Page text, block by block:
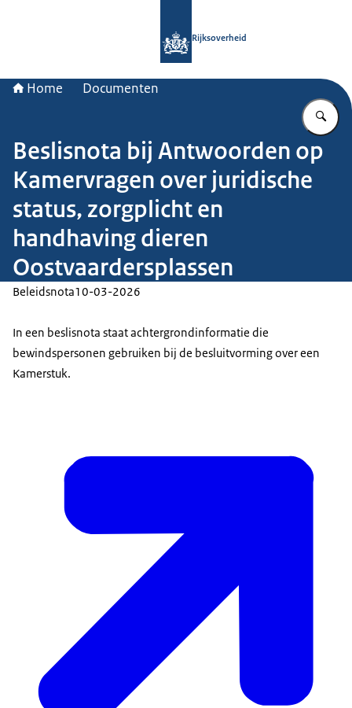
Rijksoverheid
Home Documenten
Beslisnota bij Antwoorden op
Kamervragen over juridische
status, zorgplicht en
handhaving dieren
Oostvaardersplassen
Beleidsnota10-03-2026
In een beslisnota staat achtergrondinformatie die
bewindspersonen gebruiken bij de besluitvorming over een
Kamerstuk.